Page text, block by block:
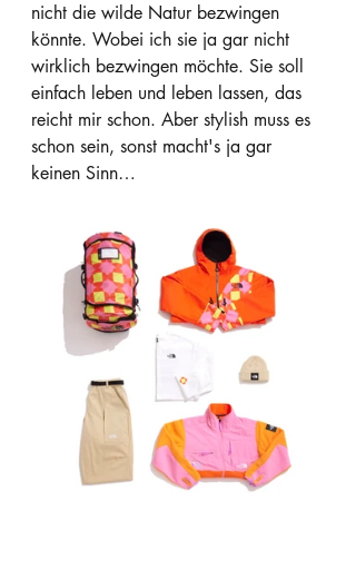
nicht die wilde Natur bezwingen
könnte. Wobei ich sie ja gar nicht
wirklich bezwingen möchte. Sie soll
einfach leben und leben lassen, das
reicht mir schon. Aber stylish muss es
schon sein, sonst macht's ja gar
keinen Sinn…